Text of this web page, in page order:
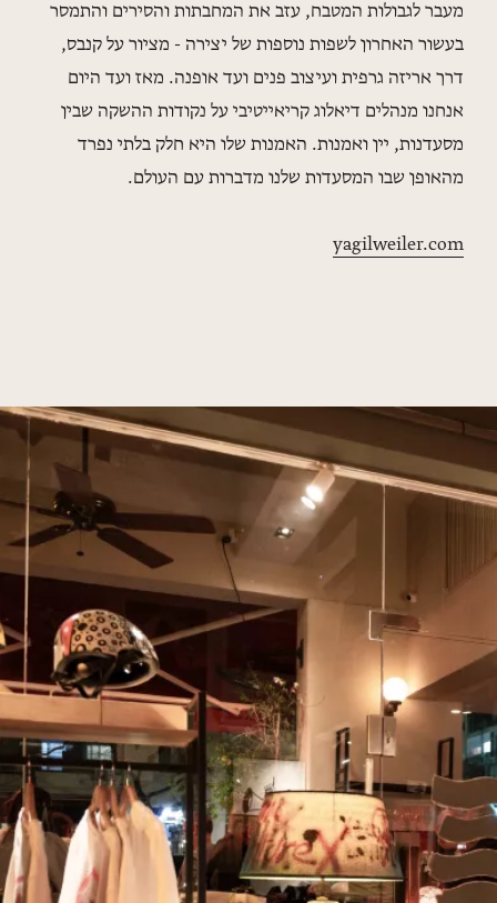
מעבר לגבולות המטבח, עזב את המחבתות והסירים והתמסר
בעשור האחרון לשפות נוספות של יצירה - מציור על קנבס,
דרך אריזה גרפית ועיצוב פנים ועד אופנה. מאז ועד היום
אנחנו מנהלים דיאלוג קריאייטיבי על נקודות ההשקה שבין
מסעדנות, יין ואמנות. האמנות שלו היא חלק בלתי נפרד
מהאופן שבו המסעדות שלנו מדברות עם העולם.
yagilweiler.com